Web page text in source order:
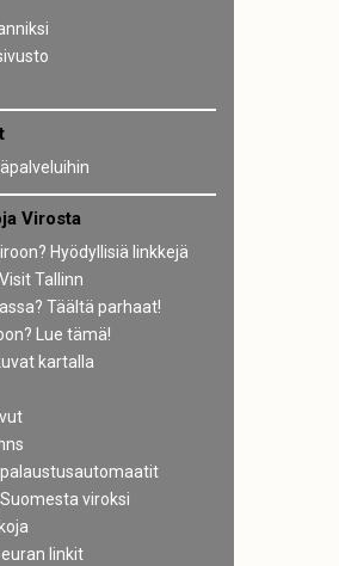
Virosta
Hyödyllisiä linkkejä
Tallinn
Täältä parhaat!
Lue tämä!
kartalla
viroksi
linkit